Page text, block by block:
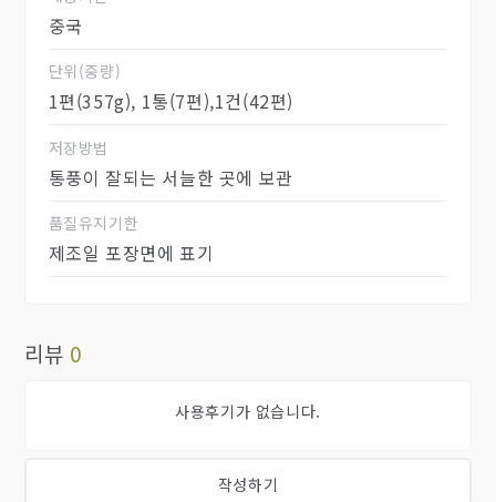
중국
단위(중량)
1편(357g), 1통(7편),1건(42편)
저장방법
통풍이 잘되는 서늘한 곳에 보관
품질유지기한
제조일 포장면에 표기
리뷰 0
사용후기가 없습니다.
작성하기